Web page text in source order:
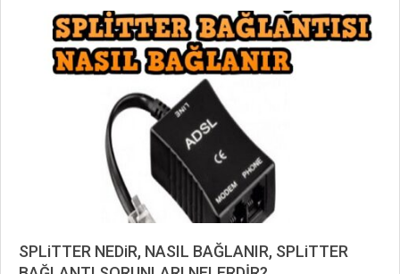
SPLiTTER NEDiR, NASIL BAĞLANIR, SPLiTTER